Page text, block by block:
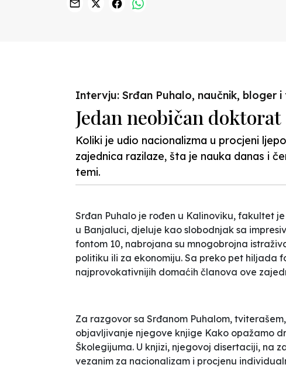
Intervju: Srđan Puhalo, naučnik, bloger
Jedan neobičan doktorat
Koliki je udio nacionalizma u procjeni
zajednica razilaze, šta je nauka danas i
temi.
Srđan Puhalo je rođen u Kalinoviku, fakultet
u Banjaluci, djeluje kao slobodnjak sa
fontom 10, nabrojana su mnogobrojna
politiku ili za ekonomiju. Sa preko pet hiljada
najprovokativnijih domaćih članova ove
Za razgovor sa Srđanom Puhalom,
objavljivanje njegove knjige Kako opažamo
Školegijuma. U knjizi, njegovoj disertaciji, na
vezanim za nacionalizam i procjenu